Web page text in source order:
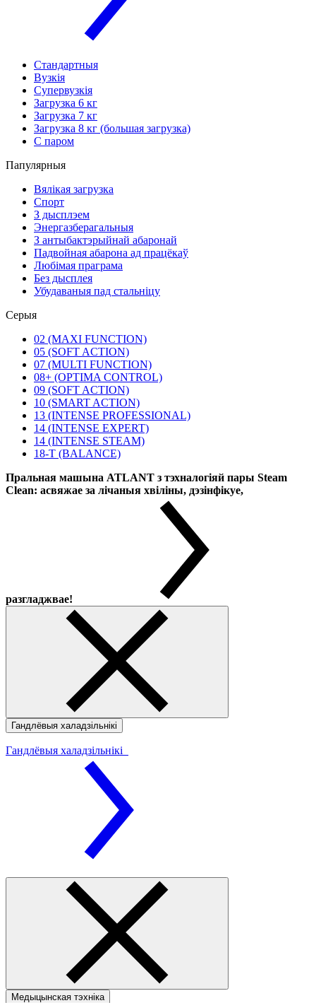
Стандартныя
Вузкія
Супервузкія
Загрузка 6 кг
Загрузка 7 кг
Загрузка 8 кг (большая загрузка)
С паром
Папулярныя
Вялікая загрузка
Спорт
З дысплэем
Энергазберагальныя
З антыбактэрыйнай абаронай
Падвойная абарона ад працёкаў
Любімая праграма
Без дысплея
Убудаваныя пад стальніцу
Серыя
02 (MAXI FUNCTION)
05 (SOFT ACTION)
07 (MULTI FUNCTION)
08+ (OPTIMA CONTROL)
09 (SOFT ACTION)
10 (SMART ACTION)
13 (INTENSE PROFESSIONAL)
14 (INTENSE EXPERT)
14 (INTENSE STEAM)
18-T (BALANCE)
Пральная машына ATLANT з тэхналогіяй пары Steam
Clean: асвяжае за лічаныя хвіліны, дэзінфікуе,
разгладжвае!
Гандлёвыя халадзільнікі
Гандлёвыя халадзільнікі
Медыцынская тэхніка